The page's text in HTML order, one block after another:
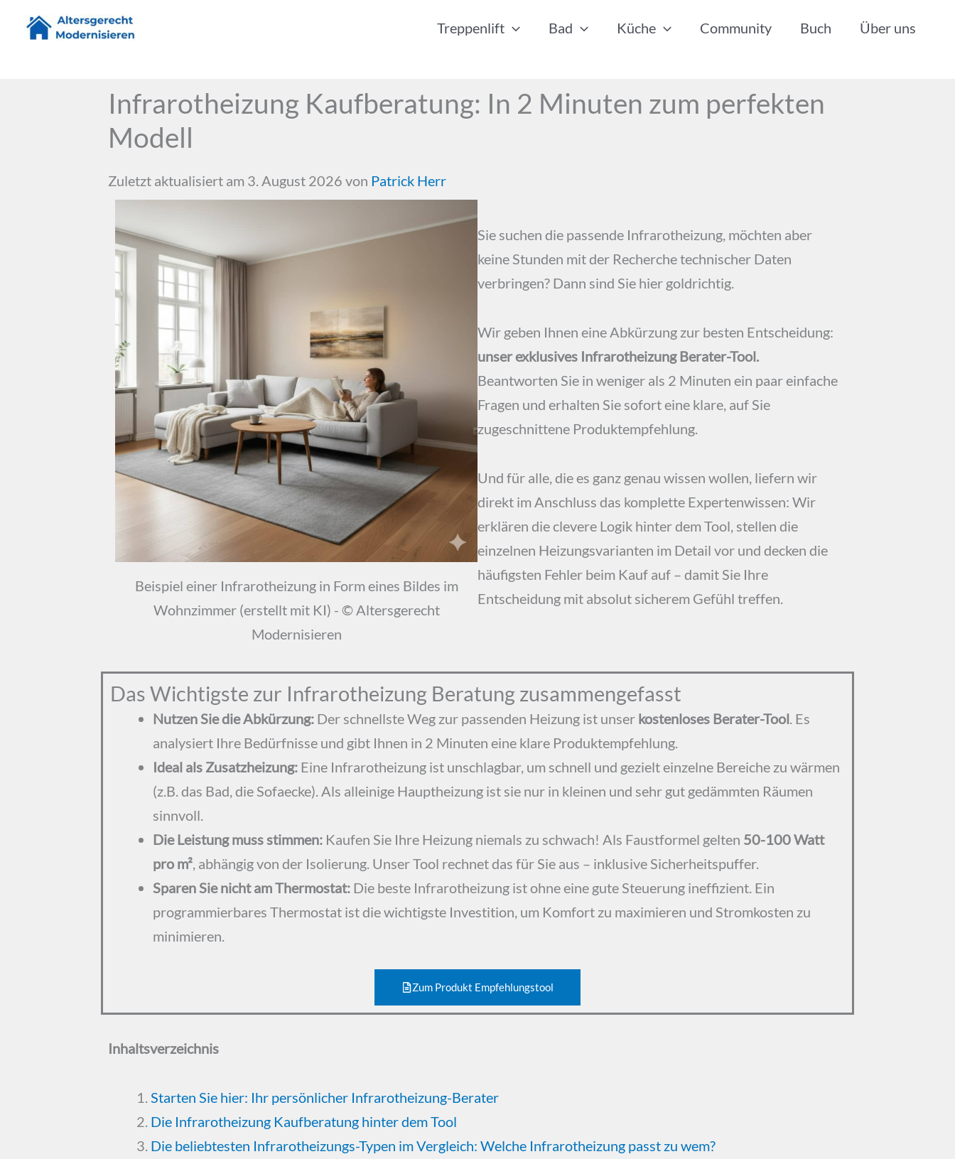
Inhalt
Treppenlift Bad Küche Community Buch Über uns
Infrarotheizung Kaufberatung: In 2 Minuten zum perfekten
Modell
Zuletzt aktualisiert am 3. August 2026 von Patrick Herr
Beispiel einer Infrarotheizung in Form eines Bildes im
Wohnzimmer (erstellt mit KI) - © Altersgerecht
Modernisieren
Sie suchen die passende Infrarotheizung, möchten aber
keine Stunden mit der Recherche technischer Daten
verbringen? Dann sind Sie hier goldrichtig.
Wir geben Ihnen eine Abkürzung zur besten Entscheidung:
unser exklusives Infrarotheizung Berater-Tool.
Beantworten Sie in weniger als 2 Minuten ein paar einfache
Fragen und erhalten Sie sofort eine klare, auf Sie
zugeschnittene Produktempfehlung.
Und für alle, die es ganz genau wissen wollen, liefern wir
direkt im Anschluss das komplette Expertenwissen: Wir
erklären die clevere Logik hinter dem Tool, stellen die
einzelnen Heizungsvarianten im Detail vor und decken die
häufigsten Fehler beim Kauf auf – damit Sie Ihre
Entscheidung mit absolut sicherem Gefühl treffen.
Das Wichtigste zur Infrarotheizung Beratung zusammengefasst
Nutzen Sie die Abkürzung: Der schnellste Weg zur passenden Heizung ist unser kostenloses Berater-Tool. Es
analysiert Ihre Bedürfnisse und gibt Ihnen in 2 Minuten eine klare Produktempfehlung.
Ideal als Zusatzheizung: Eine Infrarotheizung ist unschlagbar, um schnell und gezielt einzelne Bereiche zu wärmen
(z.B. das Bad, die Sofaecke). Als alleinige Hauptheizung ist sie nur in kleinen und sehr gut gedämmten Räumen
sinnvoll.
Die Leistung muss stimmen: Kaufen Sie Ihre Heizung niemals zu schwach! Als Faustformel gelten 50-100 Watt
pro m², abhängig von der Isolierung. Unser Tool rechnet das für Sie aus – inklusive Sicherheitspuffer.
Sparen Sie nicht am Thermostat: Die beste Infrarotheizung ist ohne eine gute Steuerung ineffizient. Ein
programmierbares Thermostat ist die wichtigste Investition, um Komfort zu maximieren und Stromkosten zu
minimieren.
Zum Produkt Empfehlungstool
Inhaltsverzeichnis
Starten Sie hier: Ihr persönlicher Infrarotheizung-Berater
Die Infrarotheizung Kaufberatung hinter dem Tool
Die beliebtesten Infrarotheizungs-Typen im Vergleich: Welche Infrarotheizung passt zu wem?